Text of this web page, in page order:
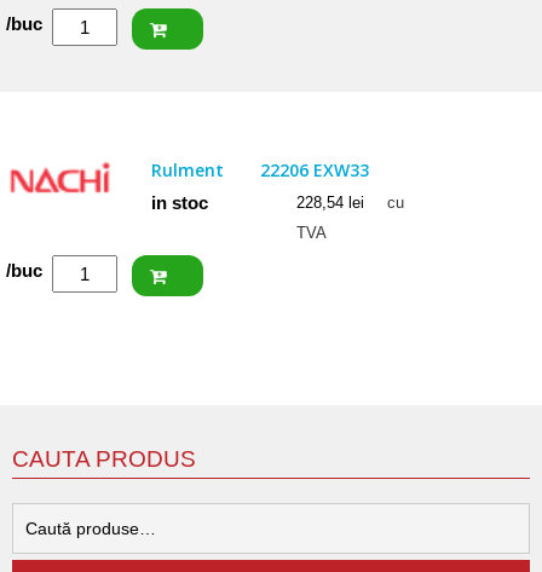
Cantitate
/buc
Rulment 22206 EXW33
in stoc 228,54 lei
cu
TVA
Cantitate
NACHI
/buc
CAUTA PRODUS